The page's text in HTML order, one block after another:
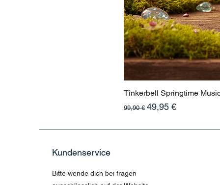
Tinkerbell Springtime
Standardpreis
99,90 € Sale-Preis
49,95 €
Kundenservice
Bitte wende dich bei fragen